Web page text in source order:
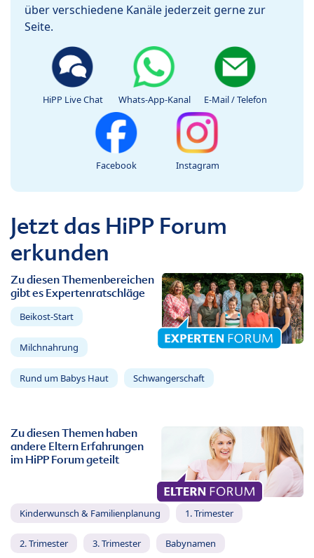
über verschiedene Kanäle jederzeit gerne zur
Seite.
HiPP Live Chat Whats-App-Kanal E-Mail / Telefon
Facebook Instagram
Jetzt das HiPP Forum
erkunden
Zu diesen Themenbereichen
gibt es Expertenratschläge
Beikost-Start
Milchnahrung
Rund um Babys Haut Schwangerschaft
Zu diesen Themen haben
andere Eltern Erfahrungen
im HiPP Forum geteilt
Kinderwunsch & Familienplanung 1. Trimester
2. Trimester 3. Trimester Babynamen